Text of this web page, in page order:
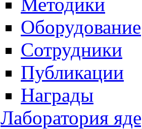
Оборудование
Сотрудники
Публикации
Награды
Лаборатория